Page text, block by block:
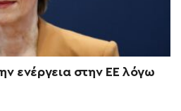
ενέργεια στην ΕΕ λόγω